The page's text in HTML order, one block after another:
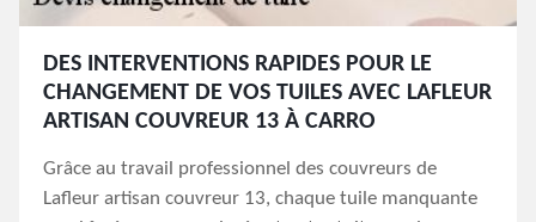
DES INTERVENTIONS RAPIDES POUR LE
CHANGEMENT DE VOS TUILES AVEC LAFLEUR
ARTISAN COUVREUR 13 À CARRO
Grâce au travail professionnel des couvreurs de
Lafleur artisan couvreur 13, chaque tuile manquante